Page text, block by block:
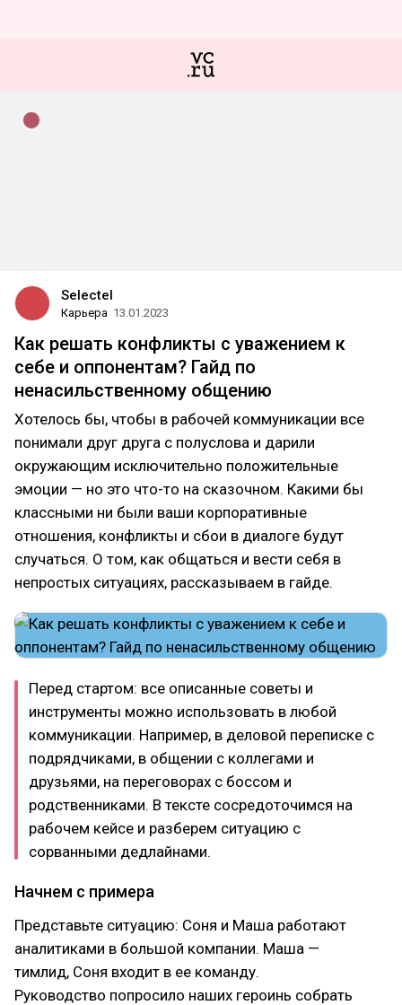
Selectel
Карьера 13.01.2023
Как решать конфликты с уважением к
себе и оппонентам? Гайд по
ненасильственному общению
Хотелось бы, чтобы в рабочей коммуникации все
понимали друг друга с полуслова и дарили
окружающим исключительно положительные
эмоции — но это что-то на сказочном. Какими бы
классными ни были ваши корпоративные
отношения, конфликты и сбои в диалоге будут
случаться. О том, как общаться и вести себя в
непростых ситуациях, рассказываем в гайде.
Перед стартом: все описанные советы и
инструменты можно использовать в любой
коммуникации. Например, в деловой переписке с
подрядчиками, в общении с коллегами и
друзьями, на переговорах с боссом и
родственниками. В тексте сосредоточимся на
рабочем кейсе и разберем ситуацию с
сорванными дедлайнами.
Начнем с примера
Представьте ситуацию: Соня и Маша работают
аналитиками в большой компании. Маша —
тимлид, Соня входит в ее команду.
Руководство попросило наших героинь собрать